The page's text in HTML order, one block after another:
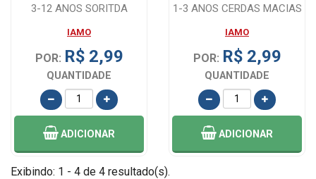
3-12 ANOS SORITDA
IAMO
POR: R$ 2,99
QUANTIDADE
ADICIONAR
1-3 ANOS CERDAS MACIAS
IAMO
POR: R$ 2,99
QUANTIDADE
ADICIONAR
Exibindo: 1 - 4 de 4 resultado(s).